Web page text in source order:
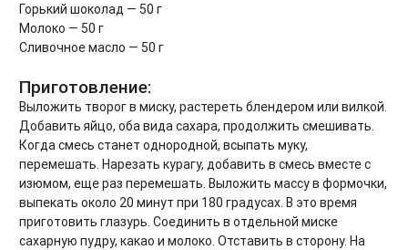
Горький шоколад — 50 г
Молоко — 50 г
Сливочное масло — 50 г
Приготовление:
Выложить творог в миску, растереть блендером или вилкой.
Добавить яйцо, оба вида сахара, продолжить смешивать.
Когда смесь станет однородной, всыпать муку,
перемешать. Нарезать курагу, добавить в смесь вместе с
изюмом, еще раз перемешать. Выложить массу в формочки,
выпекать около 20 минут при 180 градусах. В это время
приготовить глазурь. Соединить в отдельной миске
сахарную пудру, какао и молоко. Отставить в сторону. На